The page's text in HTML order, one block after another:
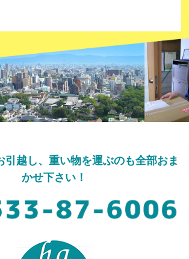
引越し、重い物を運ぶのも全部おま
かせ下さい！